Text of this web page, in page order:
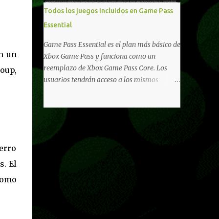
un
El
libertad de juego. Uno de los aspectos más
importantes de Last Rites es la gran
cantidad de opciones de personalización
incorporadas. Ahora es posible ocultar más
elementos de la interfaz, incluyendo las
trayectorias de lanzamiento de granadas y
el resaltado de objetos interactivos, además
"Parámetros Ghost" , que permiten activar
la recarga táctica, limitar el número de
Todos los juegos incluidos en Game Pass
Essential
Game Pass Essential es el plan más básico de
Xbox Game Pass y funciona como un
reemplazo de Xbox Game Pass Core. Los
usuarios tendrán acceso a los mismos
recientemente. Essential incluirá como
novedades una serie de ventajas para
diferentes juegos free to play que están en
Xbox y PC, que van desde skins, desbloqueo